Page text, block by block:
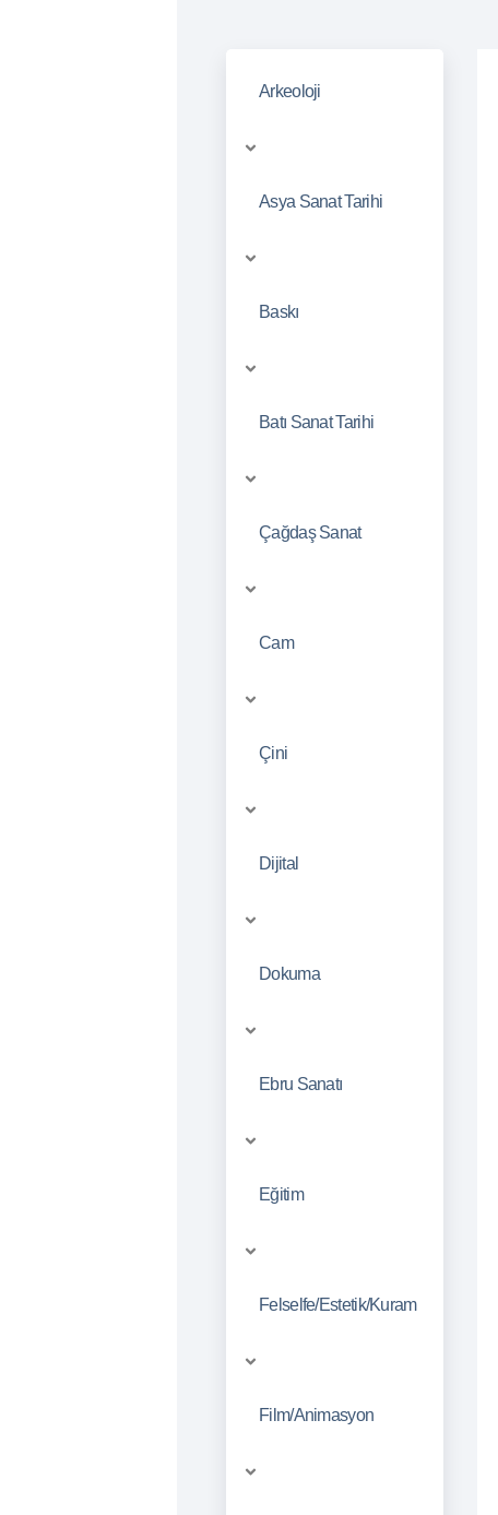
Arkeoloji
Asya Sanat Tarihi
Baskı
Batı Sanat Tarihi
Çağdaş Sanat
Cam
Çini
Dijital
Dokuma
Ebru Sanatı
Eğitim
Felselfe/Estetik/Kuram
Film/Animasyon